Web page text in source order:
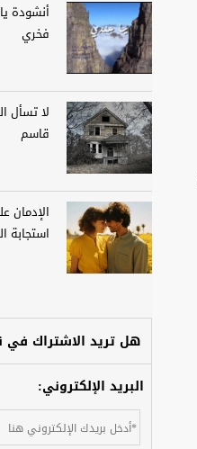
أنشودة
فخري
لا تسأل
قاسم
الإدمان
استجابة
هل تريد الاشتراك في
البريد الإلكتروني: